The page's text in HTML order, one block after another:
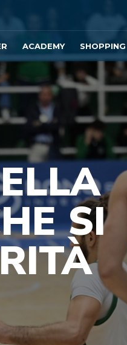
ACADEMY SHOPPING
SI